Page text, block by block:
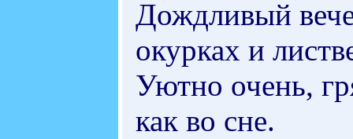
Дождливый
окурках и
Уютно очень,
как во сне.